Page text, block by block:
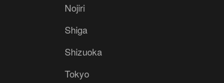
Nojiri
Shiga
Shizuoka
Tokyo